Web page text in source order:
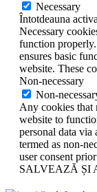
Necessary
Întotdeauna
Necessary
function
ensures basic
website. These
Non-necessary
Non-
Any cookies that
website to
personal data via
termed as non-
user consent
SALVEAZĂ ȘI